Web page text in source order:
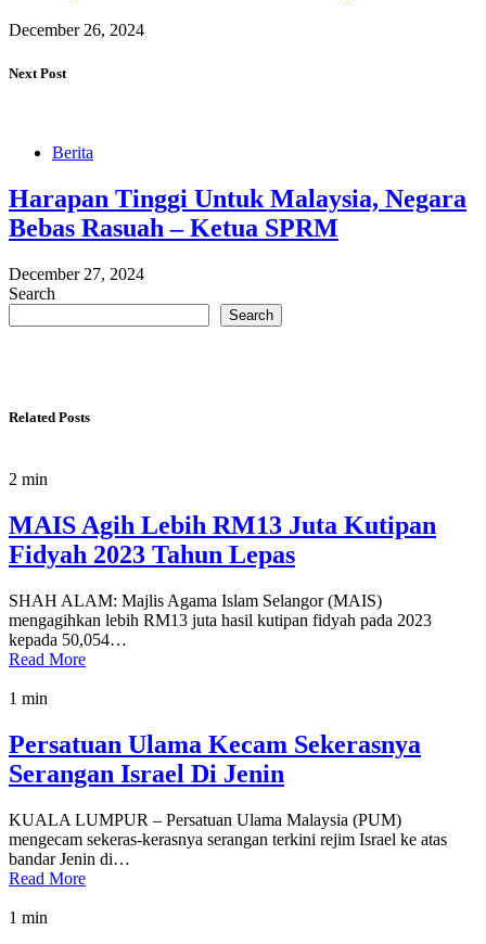
December 26, 2024
Next Post
Berita
Harapan Tinggi Untuk Malaysia, Negara
Bebas Rasuah – Ketua SPRM
December 27, 2024
Search
Search
Related Posts
2 min
MAIS Agih Lebih RM13 Juta Kutipan
Fidyah 2023 Tahun Lepas
SHAH ALAM: Majlis Agama Islam Selangor (MAIS)
mengagihkan lebih RM13 juta hasil kutipan fidyah pada 2023
kepada 50,054…
Read More
1 min
Persatuan Ulama Kecam Sekerasnya
Serangan Israel Di Jenin
KUALA LUMPUR – Persatuan Ulama Malaysia (PUM)
mengecam sekeras-kerasnya serangan terkini rejim Israel ke atas
bandar Jenin di…
Read More
1 min